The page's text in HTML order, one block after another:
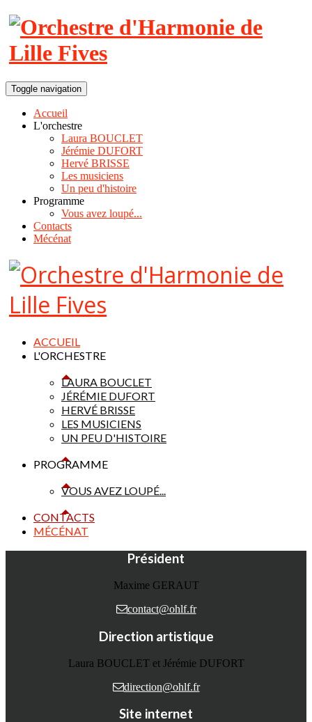
Toggle navigation
Accueil
L'orchestre
Laura BOUCLET
Jérémie DUFORT
Hervé BRISSE
Les musiciens
Un peu d'histoire
Programme
Vous avez loupé...
Contacts
Mécénat
ACCUEIL
L'ORCHESTRE
LAURA BOUCLET
JÉRÉMIE DUFORT
HERVÉ BRISSE
LES MUSICIENS
UN PEU D'HISTOIRE
PROGRAMME
VOUS AVEZ LOUPÉ...
CONTACTS
MÉCÉNAT
Président
Maxime GERAUT
contact@ohlf.fr
Direction artistique
Laura BOUCLET et Jérémie DUFORT
direction@ohlf.fr
Site internet